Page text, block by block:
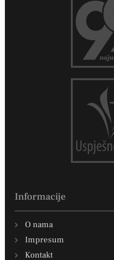
Informacije
O nama
Impresum
Kontakt